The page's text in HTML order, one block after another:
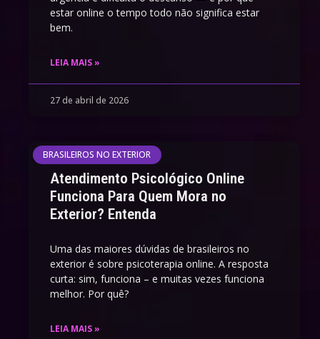
estar online o tempo todo não significa estar
bem.
LEIA MAIS »
27 de abril de 2026
BRASILEIROS NO EXTERIOR
Atendimento Psicológico Online
Funciona Para Quem Mora no
Exterior? Entenda
Uma das maiores dúvidas de brasileiros no
exterior é sobre psicoterapia online. A resposta
curta: sim, funciona – e muitas vezes funciona
melhor. Por quê?
LEIA MAIS »